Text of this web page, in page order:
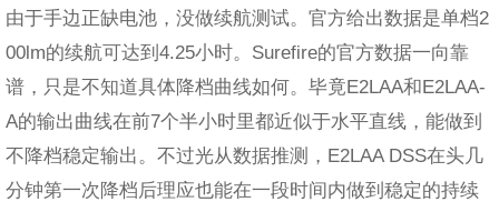
由于手边正缺电池，没做续航测试。官方给出数据是单档2
00lm的续航可达到4.25小时。Surefire的官方数据一向靠
谱，只是不知道具体降档曲线如何。毕竟E2LAA和E2LAA-
A的输出曲线在前7个半小时里都近似于水平直线，能做到
不降档稳定输出。不过光从数据推测，E2LAA DSS在头几
分钟第一次降档后理应也能在一段时间内做到稳定的持续